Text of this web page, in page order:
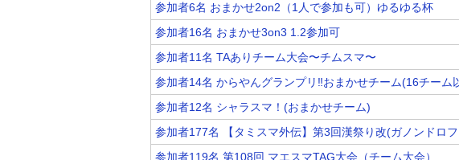
参加者6名 おまかせ2on2（1人で参加も可）ゆるゆる杯
参加者16名 おまかせ3on3 1.2参加可
参加者11名 TAありチーム大会〜チムスマ〜
参加者14名 からやんグランプリ‼️おまかせチーム(16チーム
参加者12名 シャラスマ！(おまかせチーム)
参加者177名 【タミスマ外伝】第3回漢祭り改(ガノンドロ
参加者119名 第108回 マエスマTAG大会（チーム大会）